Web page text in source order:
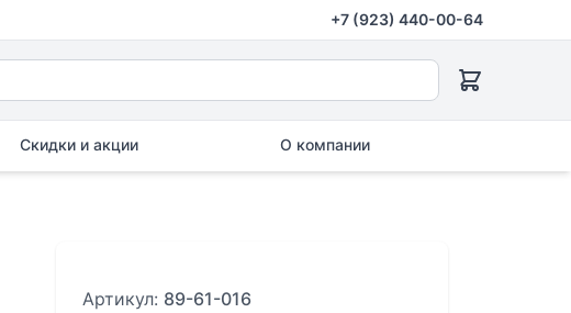
+7 (923) 440-00-64
Скидки и акции О компании
Артикул: 89-61-016